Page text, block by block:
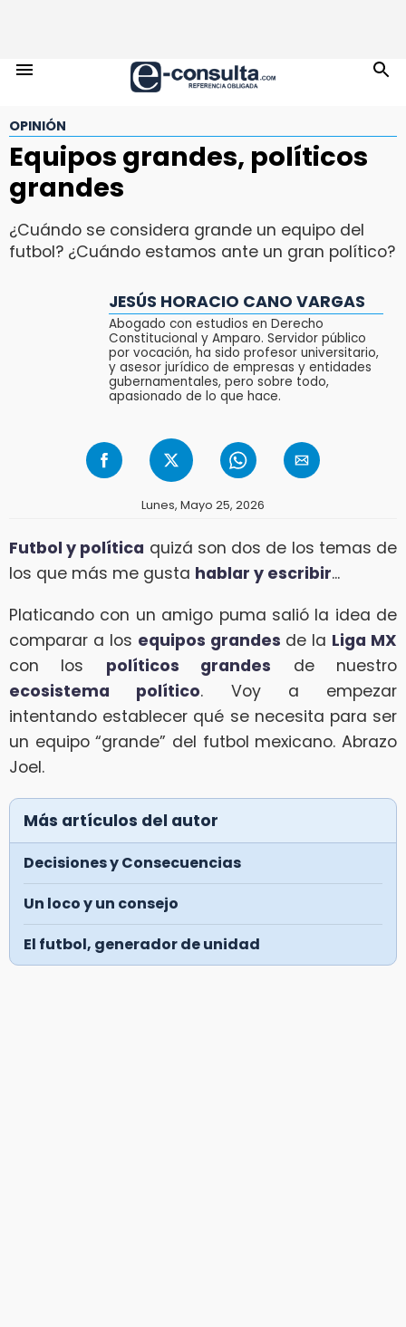
OPINIÓN
Equipos grandes, políticos
grandes
¿Cuándo se considera grande un equipo del
futbol? ¿Cuándo estamos ante un gran político?
JESÚS HORACIO CANO VARGAS
Abogado con estudios en Derecho
Constitucional y Amparo. Servidor público
por vocación, ha sido profesor universitario,
y asesor jurídico de empresas y entidades
gubernamentales, pero sobre todo,
apasionado de lo que hace.
Lunes, Mayo 25, 2026
Futbol y política quizá son dos de los temas de
los que más me gusta hablar y escribir...
Platicando con un amigo puma salió la idea de
comparar a los equipos grandes de la Liga MX
con los políticos grandes de nuestro
ecosistema político. Voy a empezar
intentando establecer qué se necesita para ser
un equipo “grande” del futbol mexicano. Abrazo
Joel.
Más artículos del autor
Decisiones y Consecuencias
Un loco y un consejo
El futbol, generador de unidad